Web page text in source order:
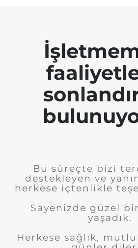
Bu süreçte bizi
destekleyen ve
herkese içtenlikle
Sayenizde güzel
yaşadık.
Herkese sağlık,